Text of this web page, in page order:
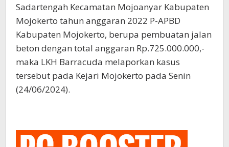
Sadartengah Kecamatan Mojoanyar Kabupaten
Mojokerto tahun anggaran 2022 P-APBD
Kabupaten Mojokerto, berupa pembuatan jalan
beton dengan total anggaran Rp.725.000.000,-
maka LKH Barracuda melaporkan kasus
tersebut pada Kejari Mojokerto pada Senin
(24/06/2024).